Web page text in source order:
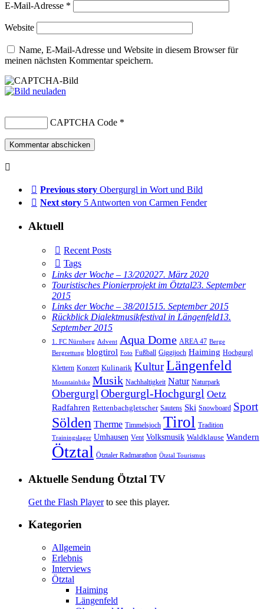
E-Mail-Adresse *
Website
Name, E-Mail-Adresse und Website in diesem Browser für
meinen nächsten Kommentar speichern.
CAPTCHA Code *
Previous story Obergurgl in Wort und Bild
Next story 5 Antworten von Carmen Fender
Aktuell
Recent Posts
Tags
Links der Woche – 13/202027. März 2020
Touristisches Pionierprojekt im Ötztal23. September
2015
Links der Woche – 38/201515. September 2015
Rückblick Dialektmusikfestival in Längenfeld13.
September 2015
1. FC Nürnberg Advent Aqua Dome AREA 47 Berge
Bergrettung blogtirol Foto Fußball Giggijoch Haiming Hochgurgl
Klettern Konzert Kulinarik KulturLängenfeld
Mountainbike Musik Nachhaltigkeit Natur Naturpark
ObergurglObergurgl-Hochgurgl Oetz
Radfahren Rettenbachgletscher Sautens Ski Snowboard Sport
Sölden Therme Timmelsjoch Tirol Tradition
Trainingslager Umhausen Vent Volksmusik Waldklause Wandern
Ötztal Ötztaler Radmarathon Ötztal Tourismus
Aktuelle Sendung Ötztal TV
Get the Flash Playerto see this player.
Kategorien
Allgemein
Erlebnis
Interviews
Ötztal
Haiming
Längenfeld